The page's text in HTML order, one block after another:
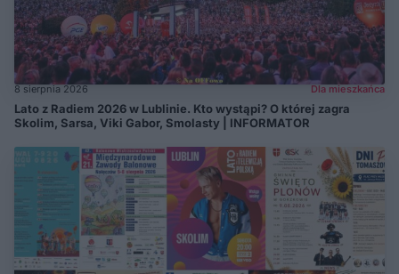
8 sierpnia 2026 Dla mieszkańca
Lato z Radiem 2026 w Lublinie. Kto wystąpi? O której zagra
Skolim, Sarsa, Viki Gabor, Smolasty | INFORMATOR